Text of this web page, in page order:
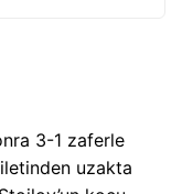
3-1 zaferle
uzakta